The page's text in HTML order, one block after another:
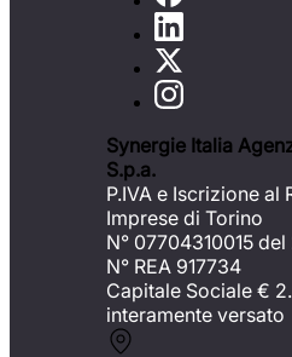
Synergie Italia
S.p.a.
P.IVA e Iscrizione al
Imprese di Torino
N° 07704310015
N° REA 917734
Capitale Sociale €
interamente versato